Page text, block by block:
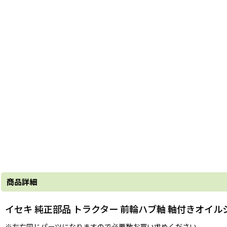
商品詳細
イセキ 純正部品 トラクター 前輪ハブ軸 軸付きオイル